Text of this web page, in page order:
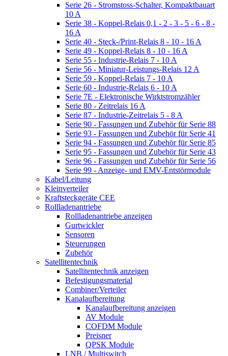
Serie 26 - Stromstoss-Schalter, Kompaktbauart
10 A
Serie 38 - Koppel-Relais 0,1 - 2 - 3 - 5 - 6 - 8 -
16 A
Serie 40 - Steck-/Print-Relais 8 - 10 - 16 A
Serie 49 - Koppel-Relais 8 - 10 - 16 A
Serie 55 - Industrie-Relais 7 - 10 A
Serie 56 - Miniatur-Leistungs-Relais 12 A
Serie 59 - Koppel-Relais 7 - 10 A
Serie 60 - Industrie-Relais 6 - 10 A
Serie 7E - Elektronische Wirktstromzähler
Serie 80 - Zeitrelais 16 A
Serie 87 - Industrie-Zeitrelais 5 - 8 A
Serie 90 - Fassungen und Zubehör für Serie 88
Serie 93 - Fassungen und Zubehör für Serie 41
Serie 94 - Fassungen und Zubehör für Serie 85
Serie 95 - Fassungen und Zubehör für Serie 43
Serie 96 - Fassungen und Zubehör für Serie 56
Serie 99 - Anzeige- und EMV-Entstörmodule
Kabel/Leitung
Kleinverteiler
Kraftsteckgeräte CEE
Rollladenantriebe
Rollladenantriebe anzeigen
Gurtwickler
Sensoren
Steuerungen
Zubehör
Satellitentechnik
Satellitentechnik anzeigen
Befestigungsmaterial
Combiner/Verteiler
Kanalaufbereitung
Kanalaufbereitung anzeigen
AV Module
COFDM Module
Preisner
QPSK Module
LNB / Multiswitch